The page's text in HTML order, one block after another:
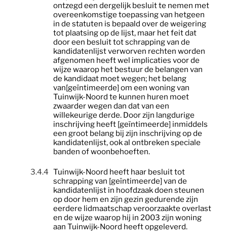
ontzegd een dergelijk besluit te nemen met
overeenkomstige toepassing van hetgeen
in de statuten is bepaald over de weigering
tot plaatsing op de lijst, maar het feit dat
door een besluit tot schrapping van de
kandidatenlijst verworven rechten worden
afgenomen heeft wel implicaties voor de
wijze waarop het bestuur de belangen van
de kandidaat moet wegen; het belang
van[geïntimeerde] om een woning van
Tuinwijk-Noord te kunnen huren moet
zwaarder wegen dan dat van een
willekeurige derde. Door zijn langdurige
inschrijving heeft [geïntimeerde] inmiddels
een groot belang bij zijn inschrijving op de
kandidatenlijst, ook al ontbreken speciale
banden of woonbehoeften.
3.4.4 Tuinwijk-Noord heeft haar besluit tot
schrapping van [geïntimeerde] van de
kandidatenlijst in hoofdzaak doen steunen
op door hem en zijn gezin gedurende zijn
eerdere lidmaatschap veroorzaakte overlast
en de wijze waarop hij in 2003 zijn woning
aan Tuinwijk-Noord heeft opgeleverd.